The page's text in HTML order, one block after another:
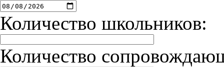
Количество школьников:
Количество